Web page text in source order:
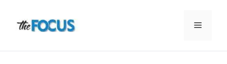
content
Menu